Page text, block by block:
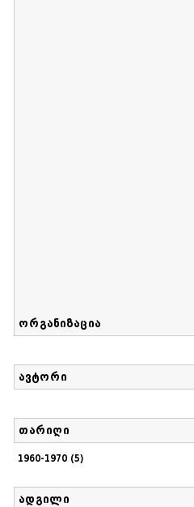
ორგანიზაცია
ავტორი
თარიღი
1960-1970 (5)
ადგილი